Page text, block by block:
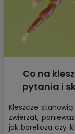
Co na
pytania i
Kleszcze
zwierząt,
jak borelioza czy